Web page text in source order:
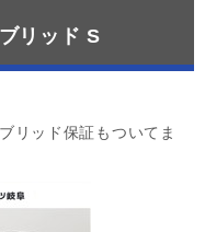
リッド S
リッド保証もついてま